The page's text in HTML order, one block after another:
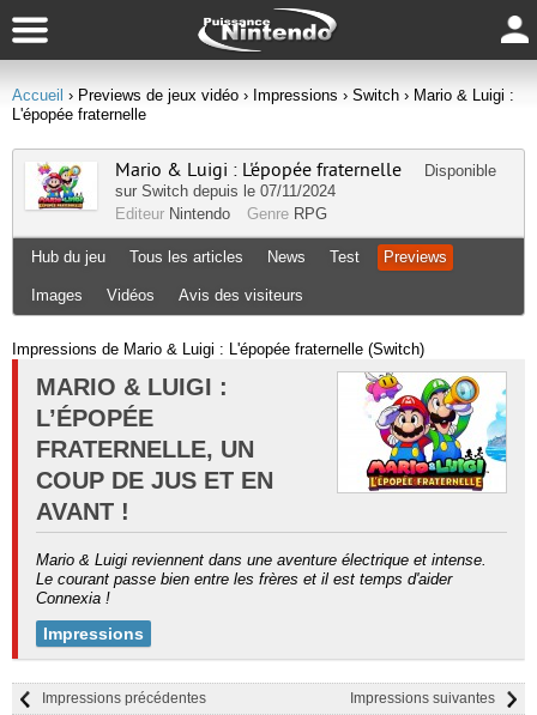
Accueil › Previews de jeux vidéo › Impressions › Switch › Mario & Luigi :
L'épopée fraternelle
Mario & Luigi : L'épopée fraternelle
Disponible
sur Switch depuis le 07/11/2024
Editeur Nintendo Genre RPG
Hub du jeu Tous les articles News Test Previews
Images Vidéos Avis des visiteurs
Impressions de Mario & Luigi : L'épopée fraternelle (Switch)
MARIO & LUIGI :
L’ÉPOPÉE
FRATERNELLE, UN
COUP DE JUS ET EN
AVANT !
Mario & Luigi reviennent dans une aventure électrique et intense.
Le courant passe bien entre les frères et il est temps d'aider
Connexia !
Impressions
Impressions suivantes
Impressions précédentes